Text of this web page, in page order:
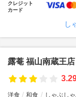
クレジット
カード
し
露菴 福山南蔵王店
洋食 和食 しゃぶし